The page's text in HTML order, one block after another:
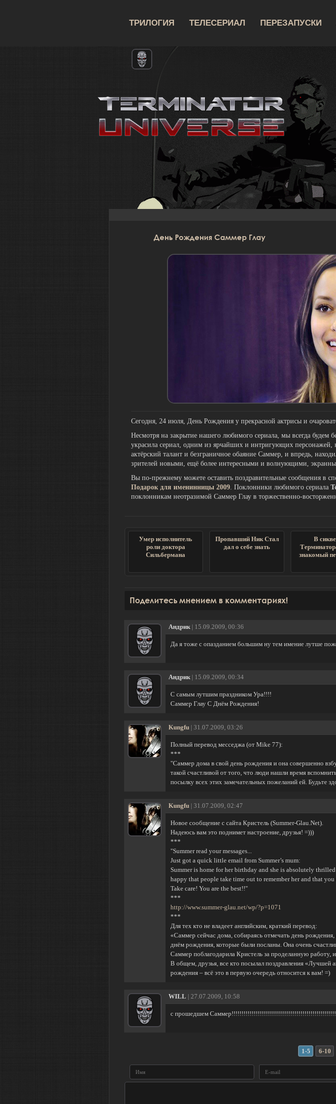
ТРИЛОГИЯ ТЕЛЕСЕРИАЛ ПЕРЕЗАПУСКИ
День Рождения Саммер Глау
Сегодня, 24 июля, День Рождения у прекрасной актрисы и
Несмотря на закрытие нашего любимого сериала, мы всегда будем
украсила сериал, одним из ярчайших и интригующих
актёрский талант и безграничное обаяние Саммер, и впредь,
зрителей новыми, ещё более интересными и волнующими,
Вы по-прежнему можете оставить поздравительные сообщения в
Подарок для именинницы 2009. Поклонники любимого сериала
поклонникам неотразимой Саммер Глау в торжественно-
Умер исполнитель
роли доктора
Сильбермана
Пропавший Ник Стал
дал о себе знать
В
знакомый
Поделитесь мнением в комментариях!
Андрик| 15.09.2009, 00:36
Да я тоже с опазданием большим ну тем имение лутше
Андрик| 15.09.2009, 00:34
C самым лутшим праздником Ура!!!!
Саммер Глау С Днём Рождения!
Kungfu | 31.07.2009, 03:26
Полный перевод месседжа (от Mike 77):
***
"Саммер дома в свой день рождения и она совершенно
такой счастливой от того, что люди нашли время
посылку всех этих замечательных пожеланий ей. Будьте
Kungfu | 31.07.2009, 02:47
Новое сообщение с сайта Кристель (Summer-Glau.Net).
Надеюсь вам это поднимет настроение, друзья! =)))
***
"Summer read your messages...
Just got a quick little email from Summer’s mum:
Summer is home for her birthday and she is absolutely
happy that people take time out to remember her and that
Take care! You are the best!!"
***
http://www.summer-glau.net/wp/?p=1071
***
Для тех кто не владеет английским, краткий перевод:
«Саммер сейчас дома, собираясь отмечать день
днём рождения, которые были посланы. Она очень
Саммер поблагодарила Кристель за проделанную работу,
В общем, друзья, все кто посылал поздравления
рождения – всё это в первую очередь относится к вам! =)
WILL | 27.07.2009, 10:58
с прошедшем
1-5 6-10